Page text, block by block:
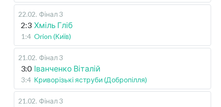
22.02. Фінал 3
2:3 Хміль Гліб
1:4 Orion (Київ)
21.02. Фінал 3
3:0 Іванченко Віталій
3:4 Криворізькі яструби (Добропілля)
21.02. Фінал 3